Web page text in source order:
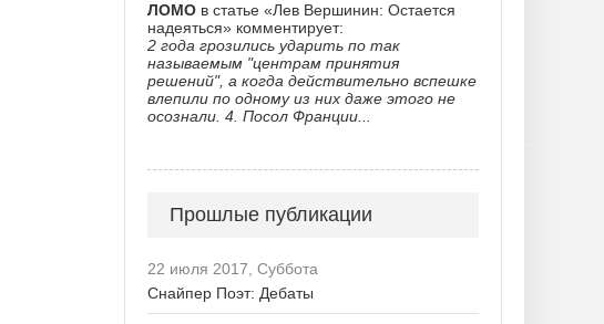
ЛОМО в статье «Лев Вершинин: Остается
надеяться» комментирует:
2 года грозились ударить по так
называемым "центрам принятия
решений", а когда действительно вспешке
влепили по одному из них даже этого не
осознали. 4. Посол Франции...
Прошлые публикации
22 июля 2017, Суббота
Снайпер Поэт: Дебаты